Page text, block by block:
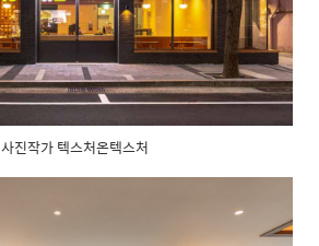
사진작가 텍스처온텍스처